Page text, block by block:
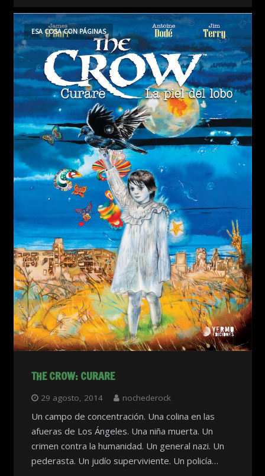
THE CROW: CURARE
29 agosto, 2014 nochederock
ESA COSA CON PÁGINAS
Un campo de concentración. Una colina en las
afueras de Los Ángeles. Una niña muerta. Un
crimen contra la humanidad. Un general nazi. Un
pederasta. Un judío superviviente. Un policía…